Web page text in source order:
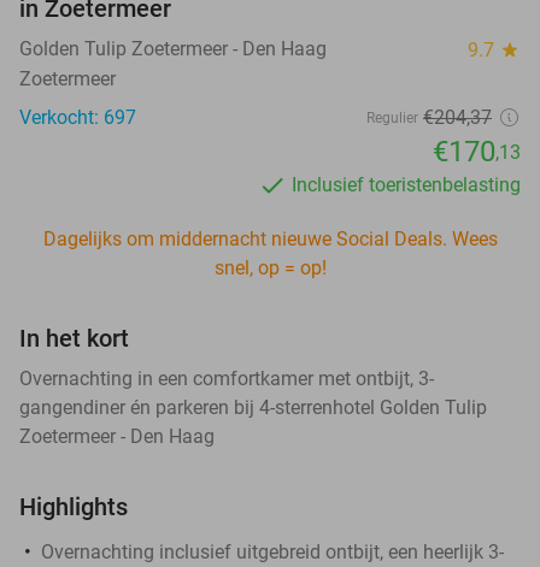
in Zoetermeer
Golden Tulip Zoetermeer - Den Haag 9.7 star
Zoetermeer
Verkocht: 697
Regulier €204,37
€170,13
Inclusief toeristenbelasting
Dagelijks om middernacht nieuwe Social Deals. Wees
snel, op = op!
In het kort
Overnachting in een comfortkamer met ontbijt, 3-
gangendiner én parkeren bij 4-sterrenhotel Golden Tulip
Zoetermeer - Den Haag
Highlights
Overnachting inclusief uitgebreid ontbijt, een heerlijk 3-